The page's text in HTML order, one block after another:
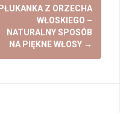
PŁUKANKA Z ORZECHA
WŁOSKIEGO –
NATURALNY SPOSÓB
NA PIĘKNE WŁOSY →